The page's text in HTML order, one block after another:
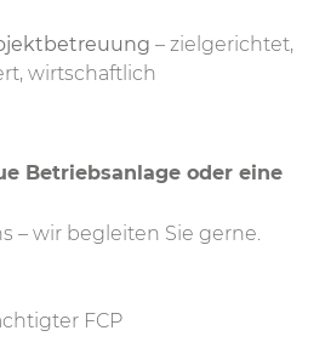
– zielgerichtet,
wirtschaftlich
Betriebsanlage oder eine
– wir begleiten Sie gerne.
FCP